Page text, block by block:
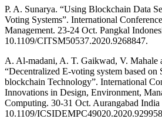
P. A. Sunarya. “Using Blockchain Data
Voting Systems”. International
Management. 23-24 Oct. Pangkal
10.1109/CITSM50537.2020.9268847.
A. Al-madani, A. T. Gaikwad, V. Mahale
“Decentralized E-voting system based on
blockchain Technology”. International
Innovations in Design, Environment,
Computing. 30-31 Oct. Aurangabad
10.1109/